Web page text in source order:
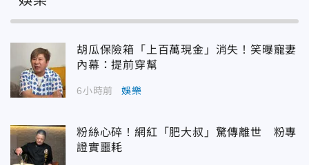
胡瓜保險箱「上百萬現金」消失！笑曝寵妻
內幕：提前穿幫
6小時前 娛樂
粉絲心碎！網紅「肥大叔」驚傳離世 粉專
證實噩耗